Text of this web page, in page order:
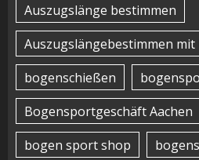
Auszugslänge bestimmen
Auszugslängebestimmen mit
bogenschießen
Bogensportgeschäft Aachen
bogen sport shop